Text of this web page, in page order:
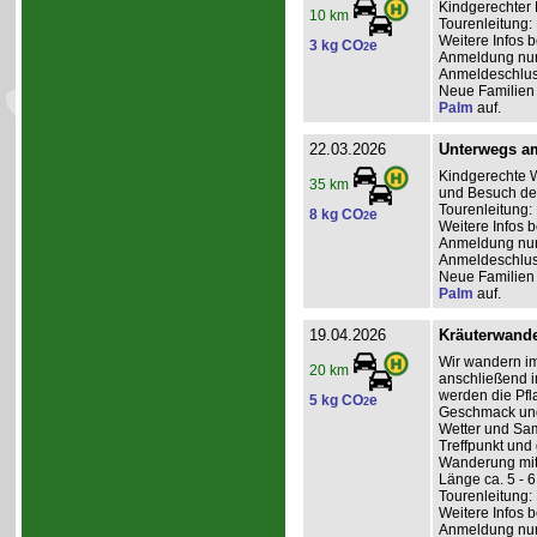
10 km
3 kg CO2e
Kindgerechter
Tourenleitung:
Weitere Infos
Anmeldung
Neue
Palm auf.
22.03.2026
35 km
8 kg CO2e
Unterwegs
Kindgerechte
und Besuch
Tourenleitung:
Weitere Infos
Anmeldung
Neue
Palm auf.
19.04.2026
20 km
5 kg CO2e
Wir wandern
anschließend
werden die
Geschmack
Wetter und
Treffpunkt
Wanderung
Länge ca. 5 -
Tourenleitung:
Weitere Infos
Anmeldung